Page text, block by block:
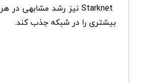
بیشتری را در شبکه جذب کند.